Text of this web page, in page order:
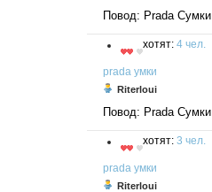
Повод: Prada Сумки
хотят: 4 чел.
prada умки
Riterloui
Повод: Prada Сумки
хотят: 3 чел.
prada умки
Riterloui